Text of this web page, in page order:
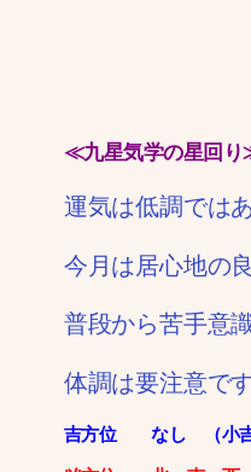
≪九星気学の星回
運気は低調では
今月は居心地の
普段から苦手意
体調は要注意で
吉方位 なし （小